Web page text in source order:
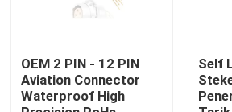
Konektor Mobil Listrik
OEM 2 PIN - 12 PIN
Aviation Connector
Waterproof High
Self